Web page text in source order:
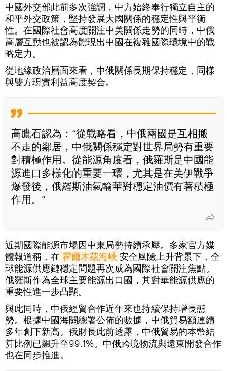
中國外交部此前多次強調，中方始終奉行獨立自主的
和平外交政策，堅持發展大國關係的穩定性與平衡
性。在國際社會高度關注中美關係走勢的同時，中俄
高層互動也被認為體現出中國在複雜國際環境中的戰
略定力。
從地緣政治層面來看，中俄關係長期保持穩定，同樣
與雙方現實利益高度契合。
高鷹石認為：“從戰略看，中俄兩國是互相搬
不走的鄰居，中俄關係穩定對世界局勢有重要
對積極作用。從能源角度看，俄羅斯是中國能
源進口多樣化的重要一環，尤其是在美伊戰爭
爆發後，俄羅斯油氣輸華對穩定油價有著積極
作用。”
近期國際能源市場因中東局勢持續承壓。多家官方媒
體報道稱，在 霍爾木茲海峽 安全風險上升背景下，全
球能源供應鏈穩定問題再次成為國際社會關注焦點。
俄羅斯作為全球主要能源出口國，其對華能源供應的
重要性進一步凸顯。
與此同時，中俄經貿合作近年來也持續保持增長態
勢。根據中國海關總署公佈的數據，中俄貿易額連續
多年創下新高。俄財長此前透露，中俄貿易的本幣結
算比例已飆升至99.1%。中俄跨境物流與遠東開發合作
也在同步推進。